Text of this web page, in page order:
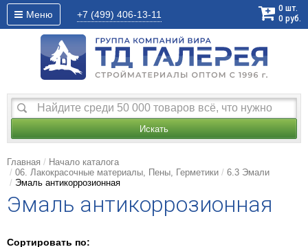
Меню +7 (499) 406-13-11
0 шт.
0 руб.
Искать
Главная
Начало каталога
06. Лакокрасочные материалы, Пены, Герметики
6.3 Эмали
Эмаль антикоррозионная
Эмаль антикоррозионная
Сортировать по: